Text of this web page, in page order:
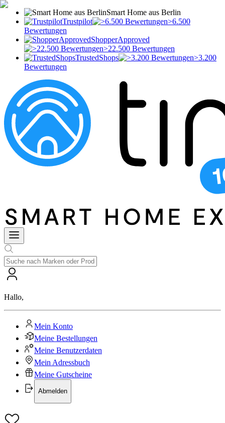
Smart Home aus Berlin
Trustpilot
>6.500
Bewertungen
ShopperApproved
>22.500 Bewertungen
TrustedShops
>3.200
Bewertungen
Hallo,
Mein Konto
Meine Bestellungen
Meine Benutzerdaten
Mein Adressbuch
Meine Gutscheine
Abmelden